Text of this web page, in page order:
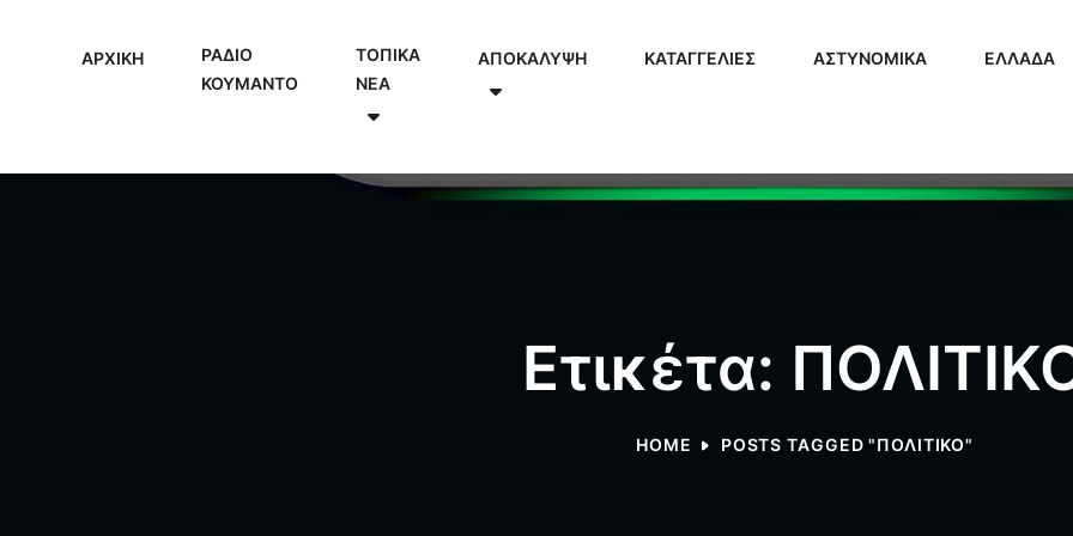
ΑΡΧΙΚΗ
ΡΑΔΙΟ
ΚΟΥΜΑΝΤΟ
ΤΟΠΙΚΑ
NEA
ΑΠΟΚΑΛΥΨΗ ΚΑΤΑΓΓΕΛΙΕΣ ΑΣΤΥΝΟΜΙΚΑ ΕΛΛΑΔΑ
Ετικέτα:
HOME POSTS TAGGED "ΠΟΛΙΤΙΚΟ"